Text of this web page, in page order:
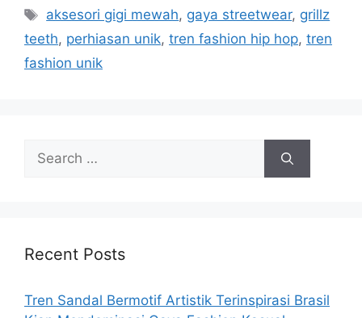
Tags
aksesori gigi mewah, gaya streetwear, grillz
teeth, perhiasan unik, tren fashion hip hop, tren
fashion unik
Search
for:
Recent Posts
Tren Sandal Bermotif Artistik Terinspirasi Brasil